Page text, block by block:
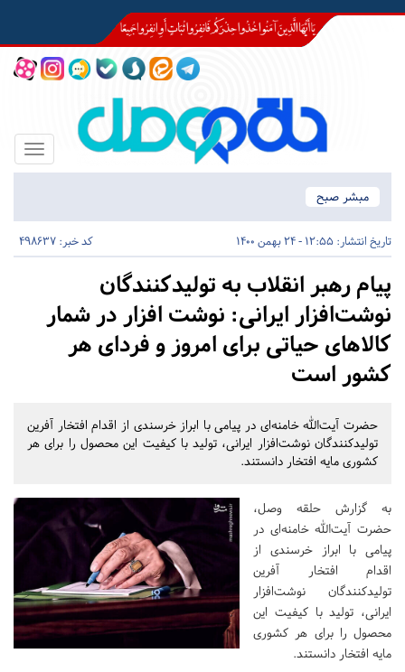
Toggle
مبشر صبح
تاریخ انتشار: 12:55 - 24 بهمن 1400 کد خبر: 498637
پیام رهبر انقلاب به تولیدکنندگان
نوشت‌افزار ایرانی: نوشت افزار در شمار
کالاهای حیاتی برای امروز و فردای هر
کشور است
حضرت آیت‌الله خامنه‌ای در پیامی با ابراز خرسندی از اقدام افتخار آفرین
تولیدکنندگان نوشت‌افزار ایرانی، تولید با کیفیت این محصول را برای هر
کشوری مایه افتخار دانستند.
به گزارش حلقه وصل،
حضرت آیت‌الله خامنه‌ای در
پیامی با ابراز خرسندی از
اقدام افتخار آفرین
تولیدکنندگان نوشت‌افزار
ایرانی، تولید با کیفیت این
محصول را برای هر کشوری
مایه افتخار دانستند.